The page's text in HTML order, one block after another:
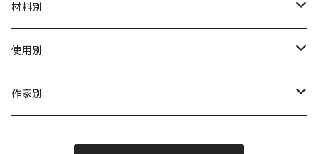
材料別
陶磁器
ガラス
使用別
茶壺 急须 土瓶
作家別